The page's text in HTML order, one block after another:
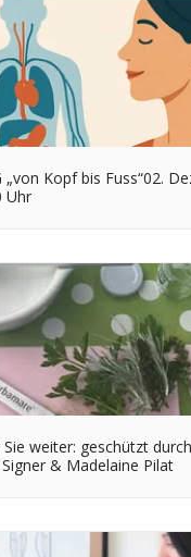
„von Kopf bis Fuss“02.
Uhr
weiter: geschützt
& Madelaine Pilat